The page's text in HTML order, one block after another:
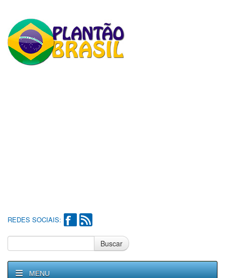
REDES SOCIAIS:
Buscar
MENU